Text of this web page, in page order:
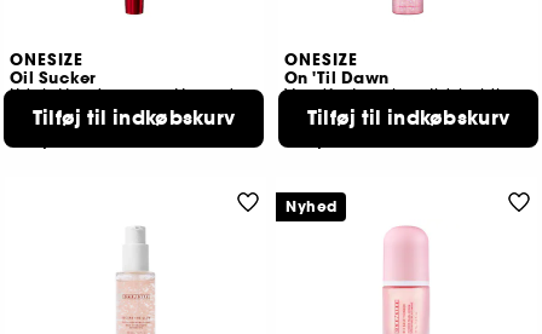
ONESIZE
Oil Sucker
Udglattende og matterende base
572
289,00 KR
Tilføj til indkøbskurv
ONESIZE
On 'Til Dawn
Vandfast og langtidsholdbar glitter-setting spray:
119
299,00 KR
Tilføj til indkøbskurv
Nyhed